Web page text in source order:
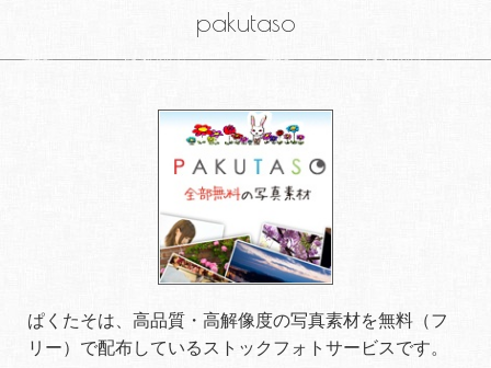
pakutaso
ぱくたそは、高品質・高解像度の写真素材を無料（フ
リー）で配布しているストックフォトサービスです。